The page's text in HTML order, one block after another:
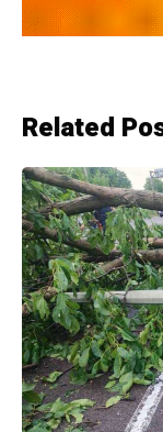
Related